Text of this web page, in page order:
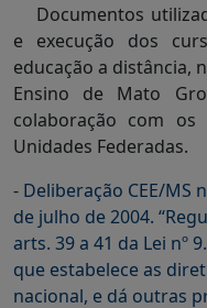
Documentos
e execução dos
educação a distância,
Ensino de Mato
colaboração com
Unidades Federadas.
- Deliberação CEE/MS
de julho de 2004.
arts. 39 a 41 da Lei nº
que estabelece as
nacional, e dá outras